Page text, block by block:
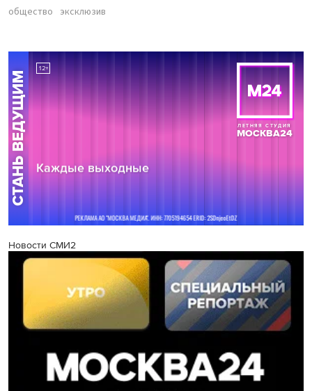
общество эксклюзив
Новости СМИ2